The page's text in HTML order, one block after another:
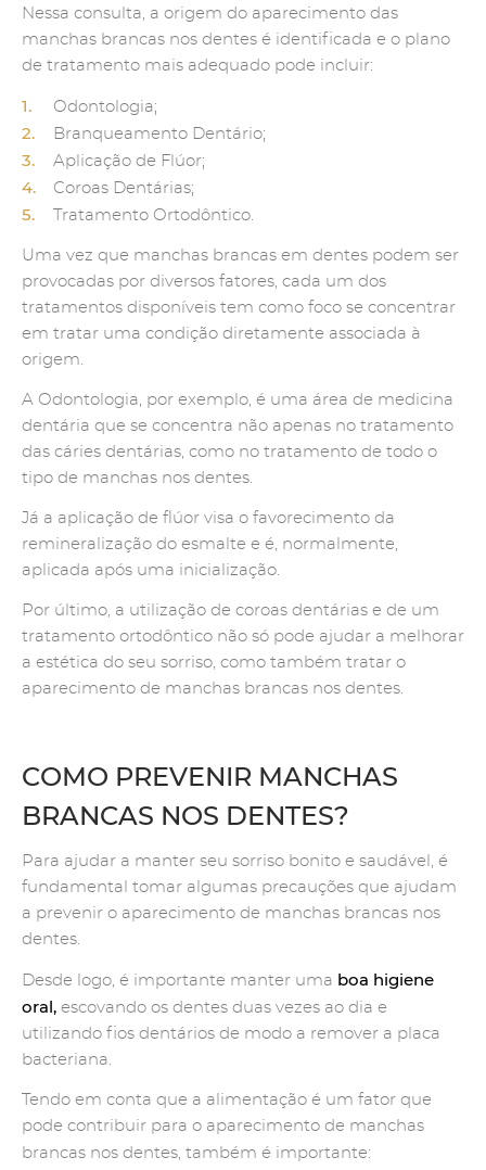
Nessa consulta, a origem do aparecimento das
manchas brancas nos dentes é identificada e o plano
de tratamento mais adequado pode incluir:
Odontologia;
Branqueamento Dentário;
Aplicação de Flúor;
Coroas Dentárias;
Tratamento Ortodôntico.
Uma vez que manchas brancas em dentes podem ser
provocadas por diversos fatores, cada um dos
tratamentos disponíveis tem como foco se concentrar
em tratar uma condição diretamente associada à
origem.
A Odontologia, por exemplo, é uma área de medicina
dentária que se concentra não apenas no tratamento
das cáries dentárias, como no tratamento de todo o
tipo de manchas nos dentes.
Já a aplicação de flúor visa o favorecimento da
remineralização do esmalte e é, normalmente,
aplicada após uma inicialização.
Por último, a utilização de coroas dentárias e de um
tratamento ortodôntico não só pode ajudar a melhorar
a estética do seu sorriso, como também tratar o
aparecimento de manchas brancas nos dentes.
COMO PREVENIR MANCHAS
BRANCAS NOS DENTES?
Para ajudar a manter seu sorriso bonito e saudável, é
fundamental tomar algumas precauções que ajudam
a prevenir o aparecimento de manchas brancas nos
dentes.
Desde logo, é importante manter uma boa higiene
oral, escovando os dentes duas vezes ao dia e
utilizando fios dentários de modo a remover a placa
bacteriana.
Tendo em conta que a alimentação é um fator que
pode contribuir para o aparecimento de manchas
brancas nos dentes, também é importante: